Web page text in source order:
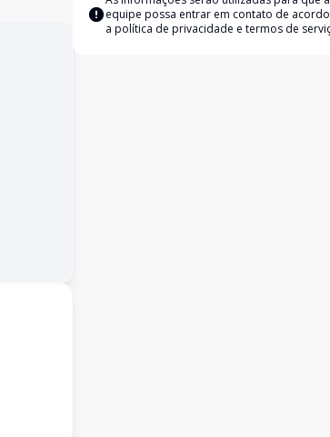
equipe possa entrar em contato de
a política de privacidade e termos de